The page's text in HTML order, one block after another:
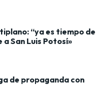
“ya es tiempo de
San Luis Potosí»
de propaganda con